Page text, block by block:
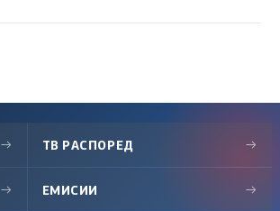
→ ТВ РАСПОРЕД →
→ ЕМИСИИ →